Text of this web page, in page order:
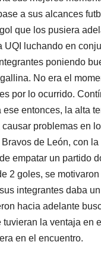
a sus alcances
que los pusiera
UQI luchando en
poniendo
No era el
por lo ocurrido.
ese entonces, la alta
problemas en
Bravos de León, con
empatar un partido
2 goles, se
integrantes daba
hacia adelante
tuvieran la ventaja en
en el encuentro.